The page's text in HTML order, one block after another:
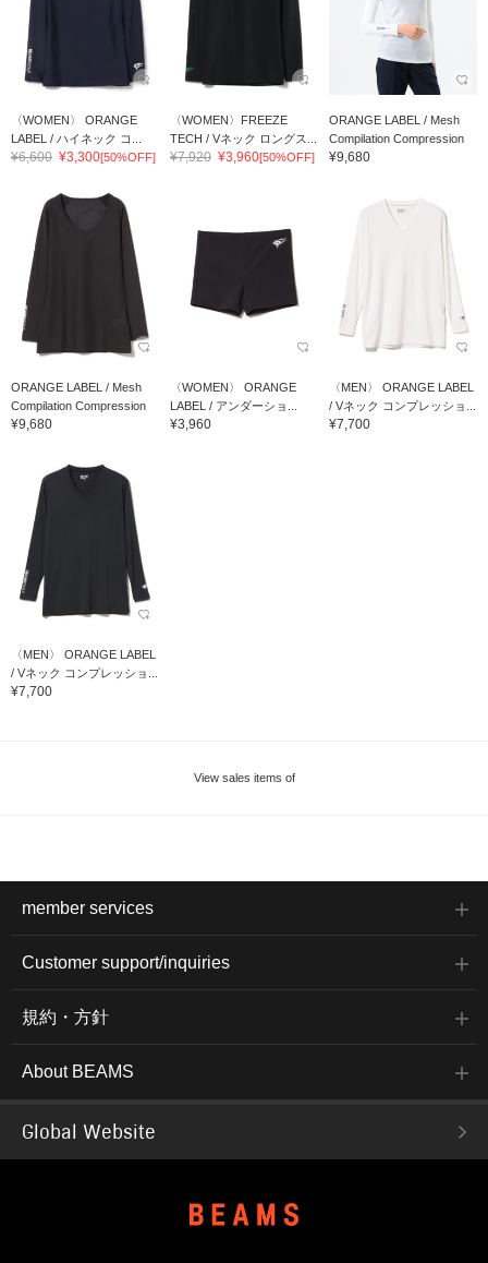
〈WOMEN〉 ORANGE
LABEL / ハイネック コ...
¥6,600 ¥3,300[50%OFF]
〈WOMEN〉FREEZE
TECH / Vネック ロングス...
¥7,920 ¥3,960[50%OFF]
ORANGE LABEL / Mesh
Compilation Compression
¥9,680
ORANGE LABEL / Mesh
Compilation Compression
¥9,680
〈WOMEN〉 ORANGE
LABEL / アンダーショ...
¥3,960
〈MEN〉 ORANGE LABEL
/ Vネック コンプレッショ...
¥7,700
〈MEN〉 ORANGE LABEL
/ Vネック コンプレッショ...
¥7,700
View sales items of
member services
Customer support/inquiries
規約・方針
About BEAMS
Global Website